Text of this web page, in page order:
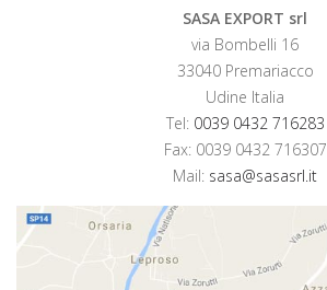
SASA EXPORT srl
via Bombelli 16
33040 Premariacco
Udine Italia
Tel: 0039 0432 716283
Fax: 0039 0432 716307
Mail: sasa@sasasrl.it